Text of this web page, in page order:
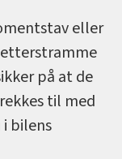
eller
på at de
til med
bilens